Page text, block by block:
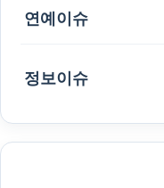
연예이슈
정보이슈